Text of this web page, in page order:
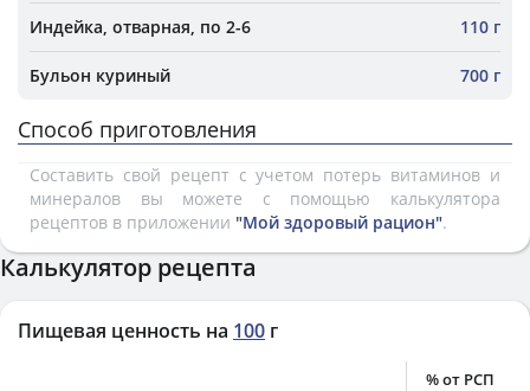
Индейка, отварная, по 2-6 110 г
Бульон куриный 700 г
Способ приготовления
Составить свой рецепт с учетом потерь витаминов и
минералов вы можете с помощью калькулятора
рецептов в приложении "Мой здоровый рацион".
Калькулятор рецепта
Пищевая ценность на 100 г
% от РСП